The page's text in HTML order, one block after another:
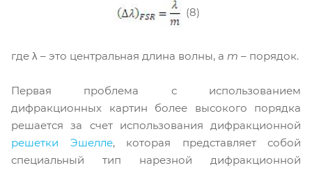
(8)
где λ – это центральная длина волны, а m – порядок.
Первая проблема с использованием
дифракционных картин более высокого порядка
решается за счет использования дифракционной
решетки Эшелле, которая представляет собой
специальный тип нарезной ​​дифракционной